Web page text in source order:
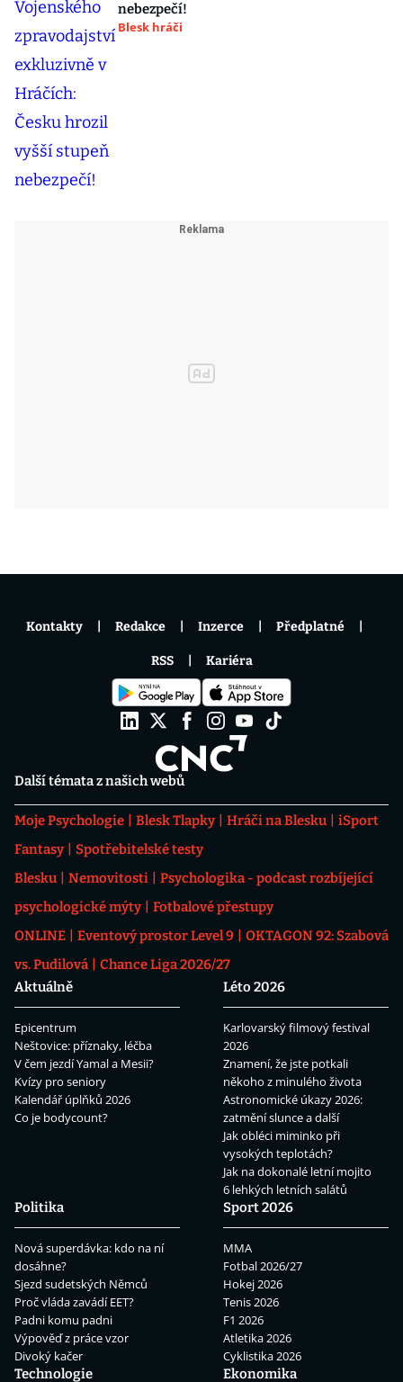
nebezpečí!
Blesk hráči
Další témata z našich webů
Moje Psychologie Blesk Tlapky Hráči na Blesku
iSport
Fantasy
Spotřebitelské testy
Blesku
Nemovitosti
Psychologika - podcast rozbíjející
psychologické mýty
Fotbalové přestupy
ONLINE
Eventový prostor Level 9
OKTAGON 92: Szabová
vs. Pudilová
Chance Liga 2026/27
Aktuálně
Epicentrum
Neštovice: příznaky, léčba
V čem jezdí Yamal a Mesii?
Kvízy pro seniory
Kalendář úplňků 2026
Co je bodycount?
Léto 2026
Karlovarský filmový festival
2026
Znamení, že jste potkali
někoho z minulého života
Astronomické úkazy 2026:
zatmění slunce a další
Jak obléci miminko při
vysokých teplotách?
Jak na dokonalé letní mojito
6 lehkých letních salátů
Politika
Nová superdávka: kdo na ní
dosáhne?
Sjezd sudetských Němců
Proč vláda zavádí EET?
Padni komu padni
Výpověď z práce vzor
Divoký kačer
Sport 2026
MMA
Fotbal 2026/27
Hokej 2026
Tenis 2026
F1 2026
Atletika 2026
Cyklistika 2026
Technologie
Ekonomika
Kontakty Redakce Inzerce Předplatné
RSS Kariéra